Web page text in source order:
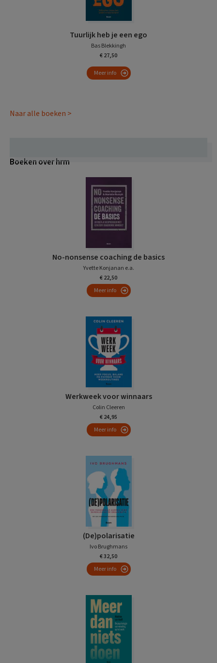
Tuurlijk heb je een ego
Bas Blekkingh
€ 27,50
Meer info
Naar alle boeken >
Boeken over hrm
No-nonsense coaching de basics
Yvette Konjanan e.a.
€ 22,50
Meer info
Werkweek voor winnaars
Colin Cleeren
€ 24,95
Meer info
(De)polarisatie
Ivo Brughmans
€ 32,50
Meer info